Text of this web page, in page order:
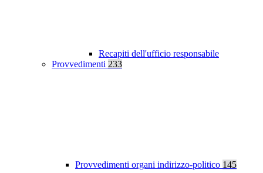
Recapiti dell'ufficio responsabile
Provvedimenti 233
Provvedimenti organi indirizzo-politico 145